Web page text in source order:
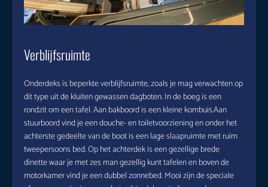
Verblijfsruimte
Onderdeks is beperkte verblijfsruimte, zoals je mag verwachten op
dit type uit de kluiten gewassen dagboten. In de boeg is een
rondzit om een tafel. Aan bakboord is een kleine kombuis.Aan
stuurboord vind je een douche- en toiletvoorziening en onder het
achterste gedeelte van de boot is een lage slaapruimte met ruim
tweepersoons bed. Op het achterdek is een gezellige brede
dinette waar je met zes man gezellig kunt tafelen en boven de
motorkamer vind je een dubbel zonnebed. Mooi zijn de speciale